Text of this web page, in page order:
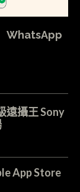
WhatsApp
遠攝王 Sony
App Store